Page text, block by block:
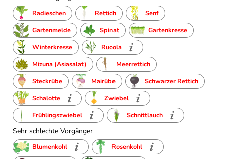
Radieschen Rettich
Senf
Gartenmelde
Spinat
Gartenkresse
Winterkresse
Rucola
Mizuna (Asiasalat)
Meerrettich
Steckrübe
Mairübe
Schwarzer Rettich
Schalotte
Zwiebel
Frühlingszwiebel
Schnittlauch
Sehr schlechte Vorgänger
Blumenkohl
Rosenkohl